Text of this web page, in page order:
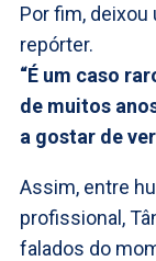
Por fim,
repórter.
“É um caso
de muitos
a gostar de
Assim, entre
profissional,
falados do